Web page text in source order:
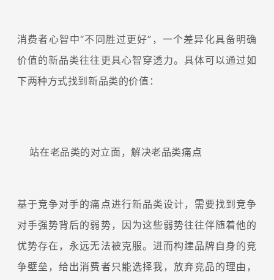
消费者心智中“不同胜过更好”，一个差异化具备明确
价值的新品类往往更具心智穿透力。具体可以通过如
下两种方式找到新品类的价值：
站在老品类的对立面，解决老品类痛点
基于竞争对手的痛点进行新品类设计，需要找到竞争
对手强势背后的弱势，因为这些弱势往往伴随着他的
优势存在，永远无法被克服。进而构建品牌自身的竞
争壁垒，给出消费者只能选择我，放弃竞品的理由，